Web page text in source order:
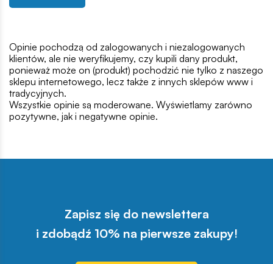
Opinie pochodzą od zalogowanych i niezalogowanych
klientów, ale nie weryfikujemy, czy kupili dany produkt,
ponieważ może on (produkt) pochodzić nie tylko z naszego
sklepu internetowego, lecz także z innych sklepów www i
tradycyjnych.
Wszystkie opinie są moderowane. Wyświetlamy zarówno
pozytywne, jak i negatywne opinie.
Zapisz się do newslettera
i zdobądź 10% na pierwsze zakupy!